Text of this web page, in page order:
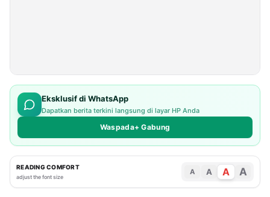
Eksklusif di WhatsApp
Dapatkan berita terkini langsung di layar HP Anda
Waspada+ Gabung
READING COMFORT
adjust the font size
A A A A